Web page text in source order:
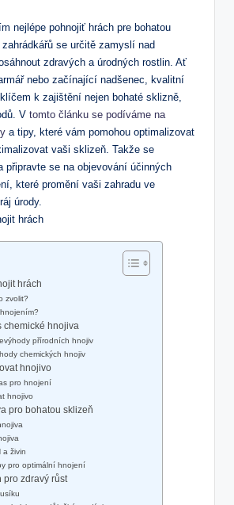
nejlépe pohnojiť hrách pre bohatou
se určitě zamyslí nad
zdravých a úrodných rostlin. Ať
nebo začínající nadšenec, kvalitní
k zajištění nejen bohaté sklizně,
V tomto článku se podíváme na
a tipy, které vám pomohou optimalizovat
vaši sklizeň. Takže se
připravte se na objevování účinných
které promění vaši zahradu ve
úrody.
hrách
zvolit?
chemické hnojiva
přírodních hnojiv
chemických hnojiv
hnojivo
pro hnojení
hnojivo
pro bohatou sklizeň
a živin
pro optimální hnojení
pro zdravý růst